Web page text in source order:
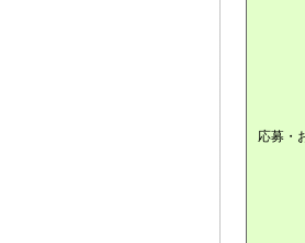
応募・